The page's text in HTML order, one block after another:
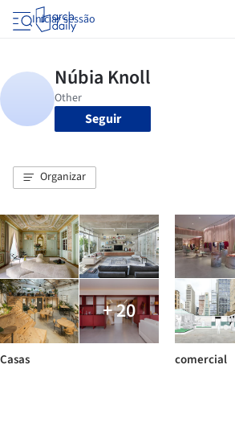
Iniciar sessão
Seguir
Organizar
+ 20
Casas comercial